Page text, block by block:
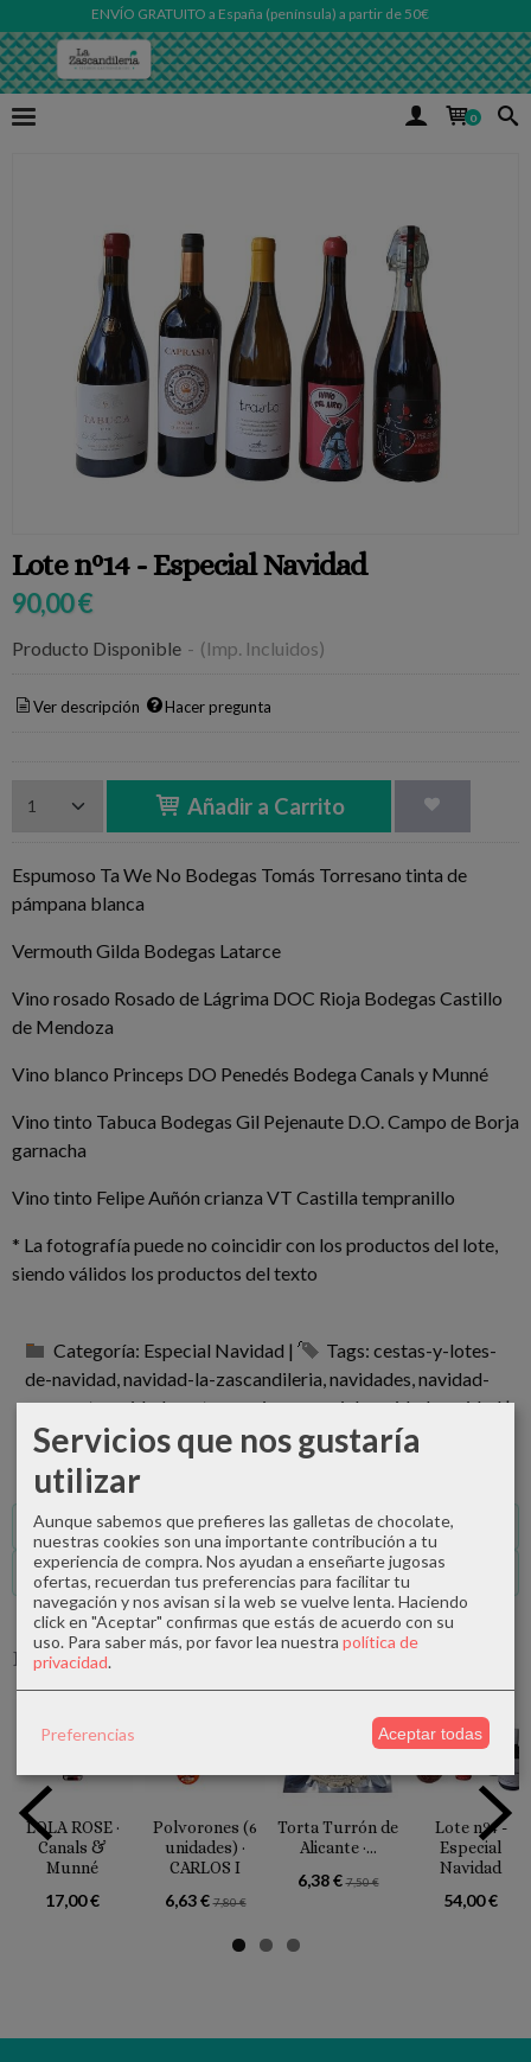
ENVÍO GRATUITO a España (península) a partir de 50€
0
Lote nº14 - Especial Navidad
90,00 €
Producto Disponible - (Imp. Incluidos)
Ver descripción Hacer pregunta
Añadir a Carrito
Espumoso Ta We No Bodegas Tomás Torresano tinta de
pámpana blanca
Vermouth Gilda Bodegas Latarce
Vino rosado Rosado de Lágrima DOC Rioja Bodegas Castillo
de Mendoza
Vino blanco Princeps DO Penedés Bodega Canals y Munné
Vino tinto Tabuca Bodegas Gil Pejenaute D.O. Campo de Borja
garnacha
Vino tinto Felipe Auñón crianza VT Castilla tempranillo
* La fotografía puede no coincidir con los productos del lote,
siendo válidos los productos del texto
Categoría: Especial Navidad | Tags: cestas-y-lotes-
de-navidad navidad-la-zascandileria navidades navidad-
gourmet navidad-gastronomica especial-navidad navidad|
Comentarios
Descripción
Comentarios
Productos Relacionados
LOLA ROSE ·
Canals &
Munné
17,00 €
Polvorones (6
unidades) ·
CARLOS I
6,63 €7,80 €
-15 %
Torta Turrón de
Alicante ·...
6,38 €7,50 €
Lote nº4 -
Especial
Navidad
54,00 €
Servicios que nos gustaría
utilizar
Aunque sabemos que prefieres las galletas de chocolate,
nuestras cookies son una importante contribución a tu
experiencia de compra. Nos ayudan a enseñarte jugosas
ofertas, recuerdan tus preferencias para facilitar tu
navegación y nos avisan si la web se vuelve lenta. Haciendo
click en "Aceptar" confirmas que estás de acuerdo con su
uso. Para saber más, por favor lea nuestra política de
privacidad.
Preferencias Aceptar todas